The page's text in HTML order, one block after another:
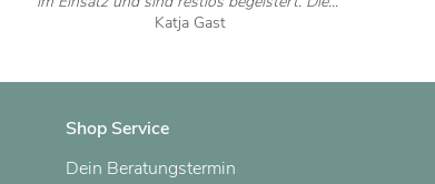
Katja Gast
Shop Service
Dein Beratungstermin